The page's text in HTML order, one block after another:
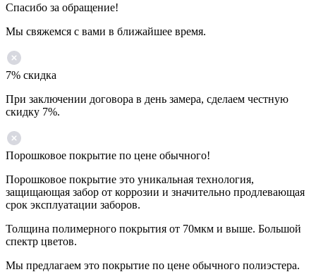
Спасибо за обращение!
Мы свяжемся с вами в ближайшее время.
7% скидка
При заключении договора в день замера, сделаем честную
скидку 7%.
Порошковое покрытие по цене обычного!
Порошковое покрытие это уникальная технология,
защищающая забор от коррозии и значительно продлевающая
срок эксплуатации заборов.
Толщина полимерного покрытия от 70мкм и выше. Большой
спектр цветов.
Мы предлагаем это покрытие по цене обычного полиэстера.